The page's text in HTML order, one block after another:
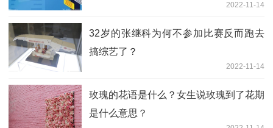
2022-11-14
32岁的张继科为何不参加比赛反而跑去
搞综艺了？
2022-11-14
玫瑰的花语是什么？女生说玫瑰到了花期
是什么意思？